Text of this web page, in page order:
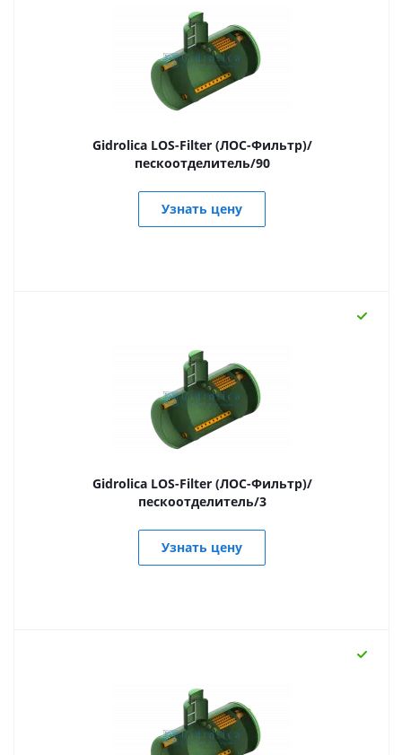
Gidrolica LOS-Filter (ЛОС-Фильтр)/
пескоотделитель/90
Узнать цену
Gidrolica LOS-Filter (ЛОС-Фильтр)/
пескоотделитель/3
Узнать цену